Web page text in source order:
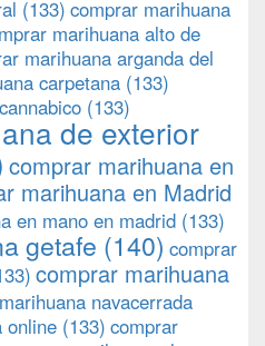
(133) comprar marihuana
marihuana alto de
marihuana arganda del
carpetana (133)
(133)
de exterior
comprar marihuana en
marihuana en Madrid
en mano en madrid (133)
getafe (140) comprar
comprar marihuana
navacerrada
online (133) comprar